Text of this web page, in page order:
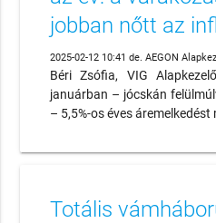
jobban nőtt az
2025-02-12 10:41 de. AEGON
Béri Zsófia, VIG
januárban – jócskán
– 5,5%-os éves áremelkedést
Totális